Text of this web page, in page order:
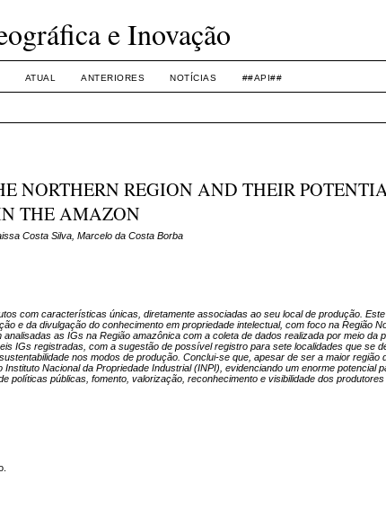
e Inovação
ATUAL ANTERIORES NOTÍCIAS ##API##
NORTHERN REGION AND THEIR
THE AMAZON
Costa Silva, Marcelo da Costa Borba
com características únicas, diretamente associadas ao seu local de produção.
e da divulgação do conhecimento em propriedade intelectual, com foco na Região
as IGs na Região amazônica com a coleta de dados realizada por meio da
IGs registradas, com a sugestão de possível registro para sete localidades que se
nos modos de produção. Conclui-se que, apesar de ser a maior região
Nacional da Propriedade Industrial (INPI), evidenciando um enorme potencial
políticas públicas, fomento, valorização, reconhecimento e visibilidade dos